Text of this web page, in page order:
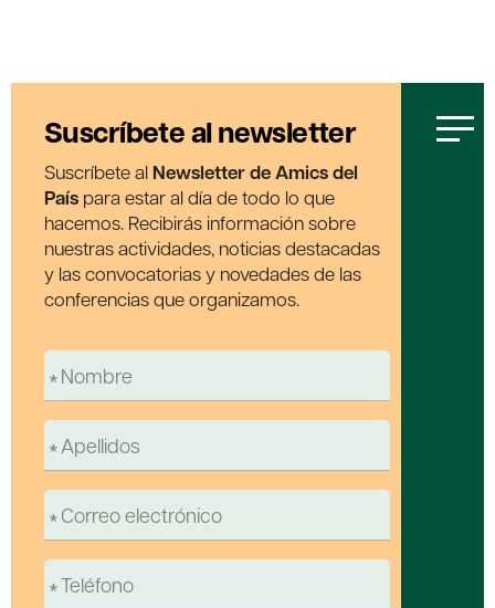
Suscríbete al newsletter
Suscríbete al Newsletter de Amics del
País para estar al día de todo lo que
hacemos. Recibirás información sobre
nuestras actividades, noticias destacadas
y las convocatorias y novedades de las
conferencias que organizamos.